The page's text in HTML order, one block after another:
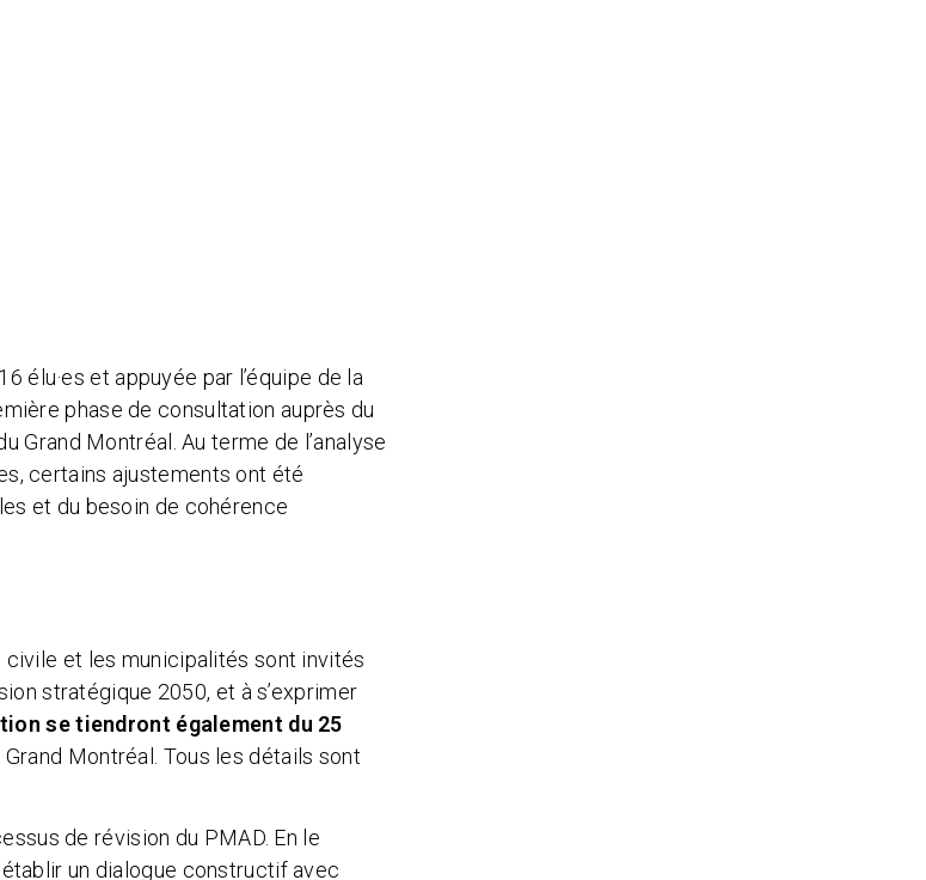
élu·es et appuyée par l’équipe de la
phase de consultation auprès du
Grand Montréal. Au terme de l’analyse
certains ajustements ont été
et du besoin de cohérence
civile et les municipalités sont invités
stratégique 2050, et à s’exprimer
se tiendront également du 25
Montréal. Tous les détails sont
de révision du PMAD. En le
un dialogue constructif avec